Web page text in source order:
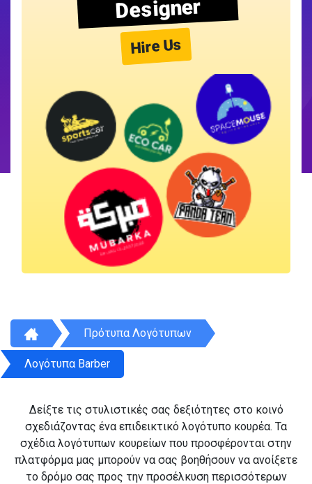
Designer
Hire Us
Πρότυπα Λογότυπων
Λογότυπα Barber
Δείξτε τις στυλιστικές σας δεξιότητες στο κοινό
σχεδιάζοντας ένα επιδεικτικό λογότυπο κουρέα. Τα
σχέδια λογότυπων κουρείων που προσφέρονται στην
πλατφόρμα μας μπορούν να σας βοηθήσουν να ανοίξετε
το δρόμο σας προς την προσέλκυση περισσότερων